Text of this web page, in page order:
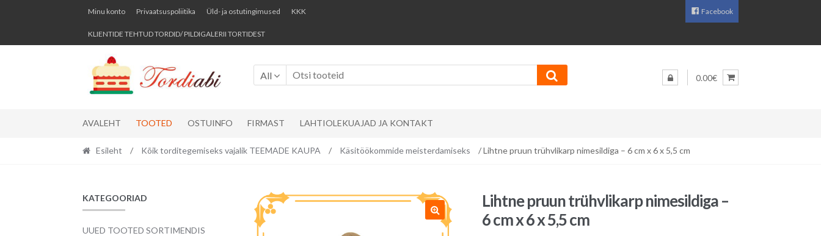
Skip
navigation
Skip
content
Minu konto Privaatsuspoliitika Üld- ja ostutingimused KKK
KLIENTIDE TEHTUD TORDID/ PILDIGALERII TORTIDEST
Facebook
All 0.00€
AVALEHT TOOTED OSTUINFO FIRMAST LAHTIOLEKUAJAD JA KONTAKT
Esileht / Kõik torditegemiseks vajalik TEEMADE KAUPA / Käsitöökommide meisterdamiseks / Lihtne pruun trühvlikarp nimesildiga – 6 cm x 6 x 5,5 cm
Lihtne pruun trühvlikarp nimesildiga –
6 cm x 6 x 5,5 cm
KATEGOORIAD
UUED TOOTED SORTIMENDIS